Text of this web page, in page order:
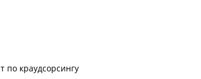
по краудсорсингу